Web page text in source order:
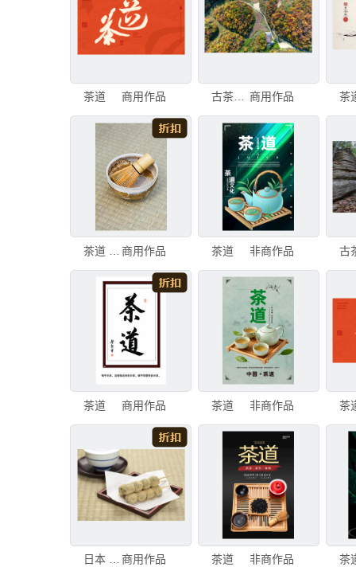
茶道 商用作品 古茶道万里茶道五峰段 商用作品
商用作品 茶道 非商作品
茶道 商用作品 茶道 非商作品 茶
日本 茶 艾草 团子 茶道室 茶道 茶馆 糯米团 塌塌米垫 日本点心 商用作品 茶道 非商作品 茶